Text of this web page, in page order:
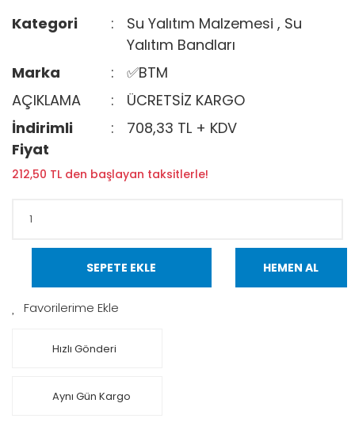
Kategori Su Yalıtım Malzemesi , Su
Yalıtım Bandları
Marka
✅BTM
AÇIKLAMA
ÜCRETSİZ KARGO
İndirimli
Fiyat
708,33 TL + KDV
212,50 TL den başlayan taksitlerle!
SEPETE EKLE HEMEN AL
Hızlı Gönderi
Aynı Gün Kargo